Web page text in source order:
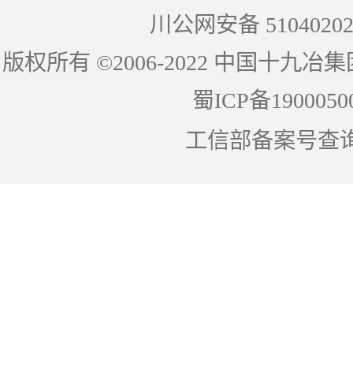
川公网安备
版权所有 ©2006-2022 中国十九冶
蜀ICP备
工信部备案号查